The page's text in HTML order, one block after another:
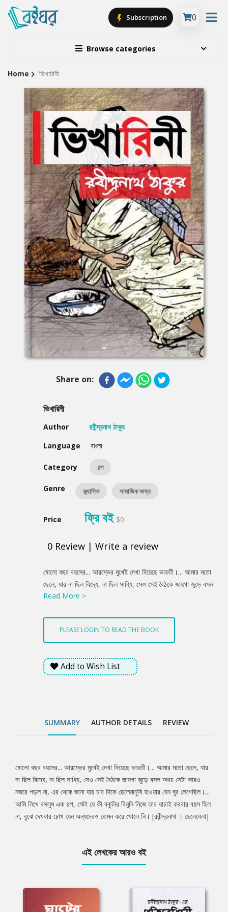
Browse categories
Subscription 0
Site
Breadcrumb
Home ভিখারিনী
Share on:
ভিখারিনী
Author
রবীন্দ্রনাথ ঠাকুর
Language
বাংলা
Category গল্প
Genre ক্ল্যাসিক সামাজিক ভাষ্য
Price ফ্রি বই $0
0 Review | Write a review
Summery
ষোলো বছর বয়সের... আরম্ভের মুখেই দেখা দিয়েছে ভারতী।... আমার মতো
ছেলে, যার না ছিল বিদ্যে, না ছিল সাধ্যি, সেও সেই বৈঠকে জায়গা জুড়ে বসল
অথচ সেটা কারও নজরে পড়ল না, এর থেকে জানা যায় চার দিকে ছেলেমানুষি
বিনুনি নিজে তার যাচাই করবার বয়স ছিল না, বুঝে দেখবার চোখ যেন অন্যদেরও
তেমন করে খোলে নি। [রবীন্দ্রনাথ । ছেলেবেলা]
Read More >
PLEASE LOGIN TO READ THE BOOK
Add to Wish List
SUMMARY AUTHOR DETAILS REVIEW
Tab
Article
ষোলো বছর বয়সের... আরম্ভের মুখেই দেখা দিয়েছে ভারতী।... আমার মতো ছেলে, যার
না ছিল বিদ্যে, না ছিল সাধ্যি, সেও সেই বৈঠকে জায়গা জুড়ে বসল অথচ সেটা কারও
নজরে পড়ল না, এর থেকে জানা যায় চার দিকে ছেলেমানুষি হাওয়ার যেন ঘুর লেগেছিল।...
আমি লিখে বসলুম এক গল্প, সেটা যে কী বকুনির বিনুনি নিজে তার যাচাই করবার বয়স ছিল
না, বুঝে দেখবার চোখ যেন অন্যদেরও তেমন করে খোলে নি। [রবীন্দ্রনাথ । ছেলেবেলা]
এই লেখকের আরও বই